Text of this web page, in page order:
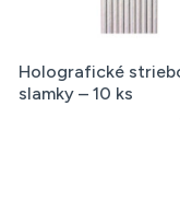
Holografické
slamky – 10 ks